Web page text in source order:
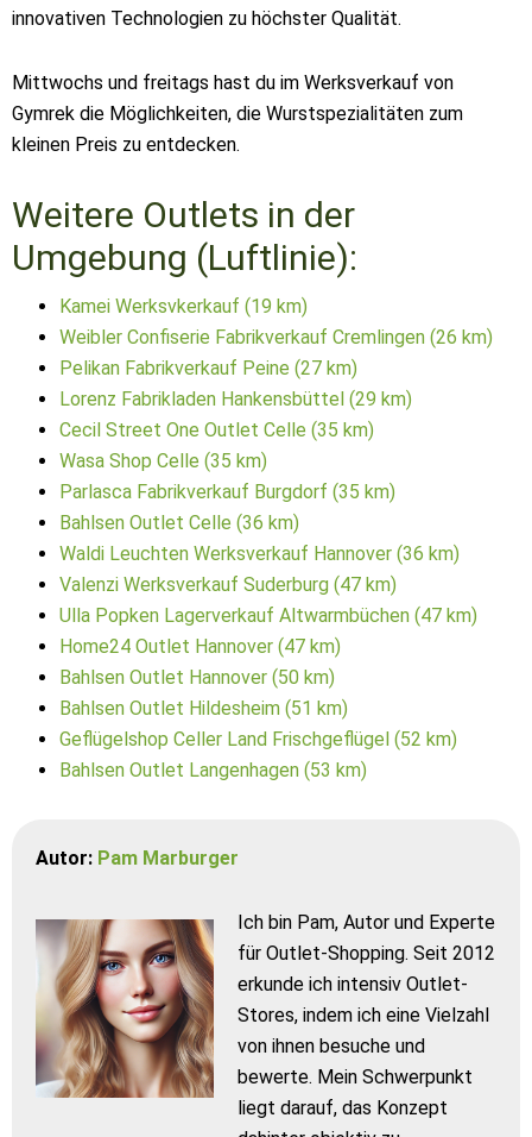
innovativen Technologien zu höchster Qualität.
Mittwochs und freitags hast du im Werksverkauf von
Gymrek die Möglichkeiten, die Wurstspezialitäten zum
kleinen Preis zu entdecken.
Weitere Outlets in der
Umgebung (Luftlinie):
Kamei Werksvkerkauf (19 km)
Weibler Confiserie Fabrikverkauf Cremlingen (26 km)
Pelikan Fabrikverkauf Peine (27 km)
Lorenz Fabrikladen Hankensbüttel (29 km)
Cecil Street One Outlet Celle (35 km)
Wasa Shop Celle (35 km)
Parlasca Fabrikverkauf Burgdorf (35 km)
Bahlsen Outlet Celle (36 km)
Waldi Leuchten Werksverkauf Hannover (36 km)
Valenzi Werksverkauf Suderburg (47 km)
Ulla Popken Lagerverkauf Altwarmbüchen (47 km)
Home24 Outlet Hannover (47 km)
Bahlsen Outlet Hannover (50 km)
Bahlsen Outlet Hildesheim (51 km)
Geflügelshop Celler Land Frischgeflügel (52 km)
Bahlsen Outlet Langenhagen (53 km)
Autor: Pam Marburger
Ich bin Pam, Autor und Experte
für Outlet-Shopping. Seit 2012
erkunde ich intensiv Outlet-
Stores, indem ich eine Vielzahl
von ihnen besuche und
bewerte. Mein Schwerpunkt
liegt darauf, das Konzept